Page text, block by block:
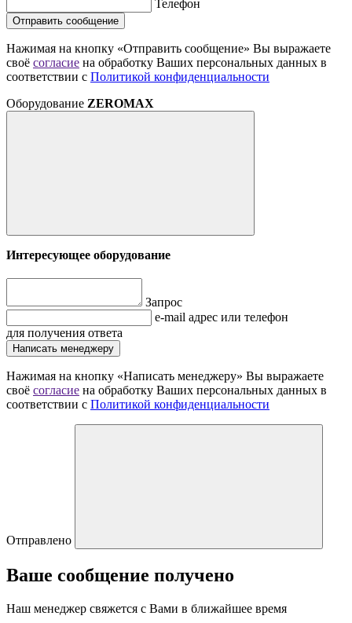
Телефон
Отправить сообщение
Нажимая на кнопку «Отправить сообщение» Вы выражаете
своё согласие на обработку Ваших персональных данных в
соответствии с Политикой конфиденциальности
Оборудование ZEROMAX
Интересующее оборудование
Запрос
e-mail адрес или телефон
для получения ответа
Написать менеджеру
Нажимая на кнопку «Написать менеджеру» Вы выражаете
своё согласие на обработку Ваших персональных данных в
соответствии с Политикой конфиденциальности
Отправлено
Ваше сообщение получено
Наш менеджер свяжется с Вами в ближайшее время